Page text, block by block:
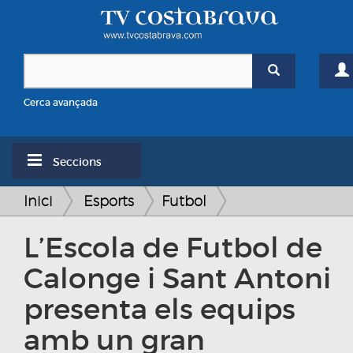
Cerca avançada
Seccions
Inici Esports Futbol
L’Escola de Futbol de
Calonge i Sant Antoni
presenta els equips
amb un gran